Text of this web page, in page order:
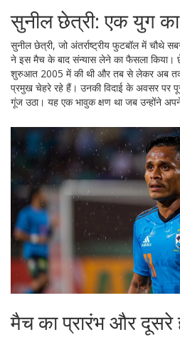
सुनील छेत्री: एक युग
सुनील छेत्री, जो अंतर्राष्ट्रीय फुटबॉल में चौथे
ने इस मैच के बाद संन्यास लेने का फैसला किया।
शुरुआत 2005 में की थी और तब से लेकर अब
प्रमुख चेहरे रहे हैं। उनकी विदाई के अवसर पर
गूंज उठा। यह एक भावुक क्षण था जब उन्होंने
मैच का प्रारंभ और दूसरे